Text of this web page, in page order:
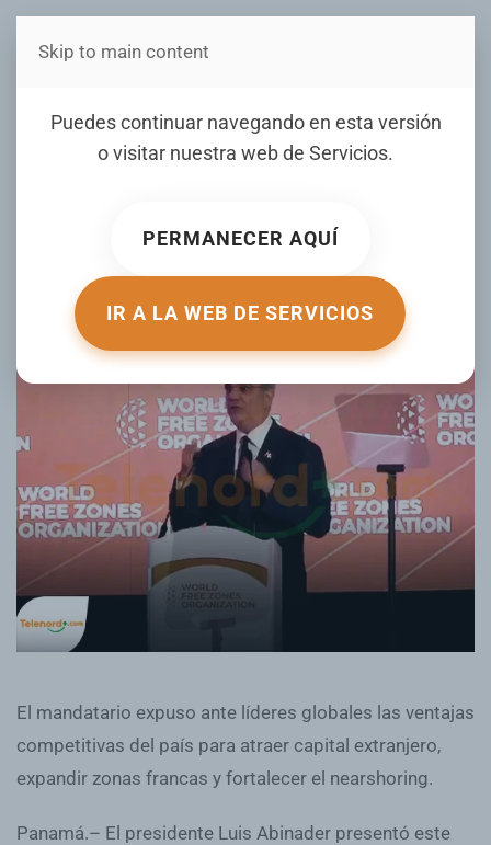
Estás en Telenord Medios
Puedes continuar navegando en esta versión
o visitar nuestra web de Servicios.
PERMANECER AQUÍ
IR A LA WEB DE SERVICIOS
Skip to main content
Abinader presenta RD
como destino clave de
Zonas Francas
ESCRITO POR JOHANNY PAULINO EL 13 MAY 2026.
PUBLICADO EN
NACIONALES
El mandatario expuso ante líderes globales las ventajas
competitivas del país para atraer capital extranjero,
expandir zonas francas y fortalecer el nearshoring.
Panamá.– El presidente Luis Abinader presentó este